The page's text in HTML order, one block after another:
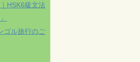
HSK6級文法
ゴル旅行のご